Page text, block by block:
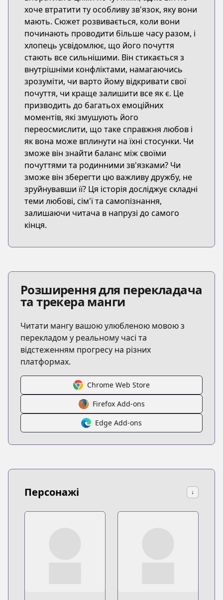
хоче втратити ту особливу зв'язок, яку вони
мають. Сюжет розвивається, коли вони
починають проводити більше часу разом, і
хлопець усвідомлює, що його почуття
стають все сильнішими. Він стикається з
внутрішніми конфліктами, намагаючись
зрозуміти, чи варто йому відкривати свої
почуття, чи краще залишити все як є. Це
призводить до багатьох емоційних
моментів, які змушують його
переосмислити, що таке справжня любов і
як вона може вплинути на їхні стосунки. Чи
зможе він знайти баланс між своїми
почуттями та родинними зв'язками? Чи
зможе він зберегти цю важливу дружбу, не
зруйнувавши її? Ця історія досліджує складні
теми любові, сім'ї та самопізнання,
залишаючи читача в напрузі до самого
кінця.
Розширення для перекладача
та трекера манги
Читати мангу вашою улюбленою мовою з
перекладом у реальному часі та
відстеженням прогресу на різних
платформах.
Chrome Web Store
Firefox Add-ons
Edge Add-ons
Персонажі ↓